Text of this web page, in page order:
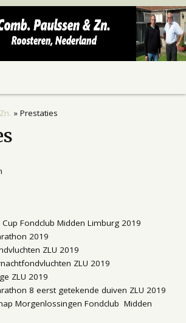
» Prestaties
Fondclub Midden Limburg 2019
2019
ZLU 2019
ZLU 2019
ZLU 2019
8 eerst getekende duiven ZLU 2019
Morgenlossingen Fondclub Midden